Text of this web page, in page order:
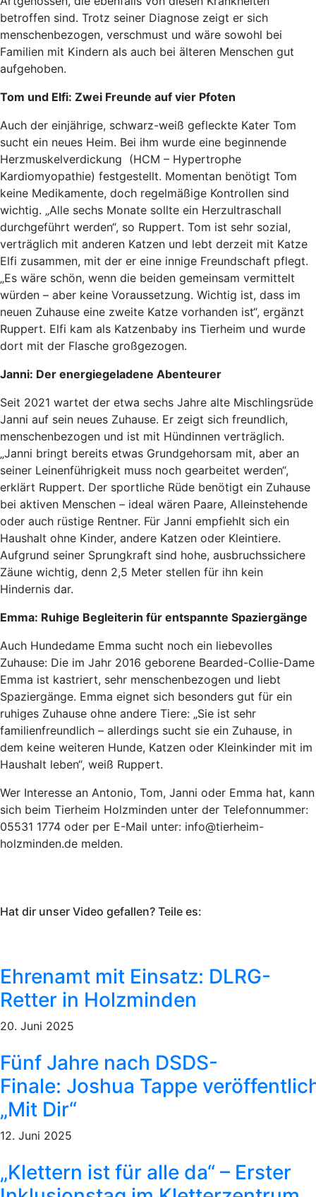
betroffen sind. Trotz seiner Diagnose zeigt er sich
menschenbezogen, verschmust und wäre sowohl bei
Familien mit Kindern als auch bei älteren Menschen gut
aufgehoben.
Tom und Elfi: Zwei Freunde auf vier Pfoten
Auch der einjährige, schwarz-weiß gefleckte Kater Tom
sucht ein neues Heim. Bei ihm wurde eine beginnende
Herzmuskelverdickung (HCM – Hypertrophe
Kardiomyopathie) festgestellt. Momentan benötigt Tom
keine Medikamente, doch regelmäßige Kontrollen sind
wichtig. „Alle sechs Monate sollte ein Herzultraschall
durchgeführt werden“, so Ruppert. Tom ist sehr sozial,
verträglich mit anderen Katzen und lebt derzeit mit Katze
Elfi zusammen, mit der er eine innige Freundschaft pflegt.
„Es wäre schön, wenn die beiden gemeinsam vermittelt
würden – aber keine Voraussetzung. Wichtig ist, dass im
neuen Zuhause eine zweite Katze vorhanden ist“, ergänzt
Ruppert. Elfi kam als Katzenbaby ins Tierheim und wurde
dort mit der Flasche großgezogen.
Janni: Der energiegeladene Abenteurer
Seit 2021 wartet der etwa sechs Jahre alte Mischlingsrüde
Janni auf sein neues Zuhause. Er zeigt sich freundlich,
menschenbezogen und ist mit Hündinnen verträglich.
„Janni bringt bereits etwas Grundgehorsam mit, aber an
seiner Leinenführigkeit muss noch gearbeitet werden“,
erklärt Ruppert. Der sportliche Rüde benötigt ein Zuhause
bei aktiven Menschen – ideal wären Paare, Alleinstehende
oder auch rüstige Rentner. Für Janni empfiehlt sich ein
Haushalt ohne Kinder, andere Katzen oder Kleintiere.
Aufgrund seiner Sprungkraft sind hohe, ausbruchssichere
Zäune wichtig, denn 2,5 Meter stellen für ihn kein
Hindernis dar.
Emma: Ruhige Begleiterin für entspannte Spaziergänge
Auch Hundedame Emma sucht noch ein liebevolles
Zuhause: Die im Jahr 2016 geborene Bearded-Collie-Dame
Emma ist kastriert, sehr menschenbezogen und liebt
Spaziergänge. Emma eignet sich besonders gut für ein
ruhiges Zuhause ohne andere Tiere: „Sie ist sehr
familienfreundlich – allerdings sucht sie ein Zuhause, in
dem keine weiteren Hunde, Katzen oder Kleinkinder mit im
Haushalt leben“, weiß Ruppert.
Wer Interesse an Antonio, Tom, Janni oder Emma hat, kann
sich beim Tierheim Holzminden unter der Telefonnummer:
05531 1774 oder per E-Mail unter: info@tierheim-
holzminden.de melden.
Hat dir unser Video gefallen? Teile es:
Ehrenamt mit Einsatz: DLRG-
Retter in Holzminden
20. Juni 2025
Fünf Jahre nach DSDS-
Finale: Joshua Tappe
„Mit Dir“
12. Juni 2025
„Klettern ist für alle da“ – Erster